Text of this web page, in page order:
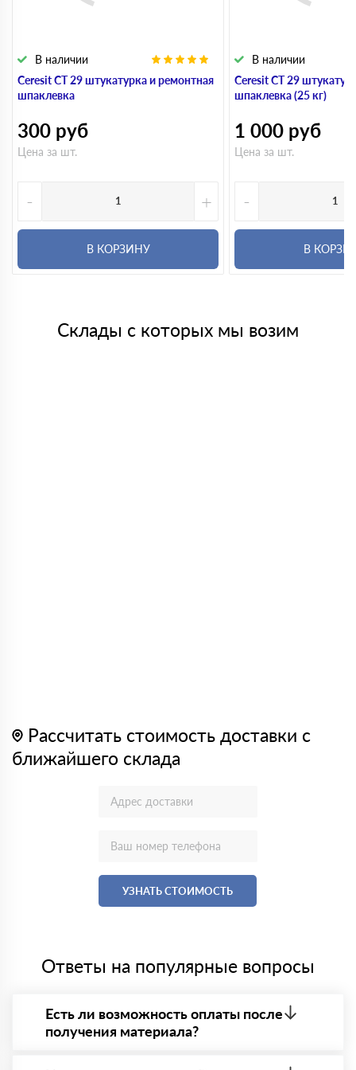
Ceresit CT 29 штукатурка и ремонтная
шпаклевка
В наличии
300 руб
Цена за шт.
- +
В КОРЗИНУ
Ceresit CT 29
шпаклевка (25 кг)
В наличии
1 000 руб
Цена за шт.
-
В
Склады с которых мы возим
Рассчитать стоимость доставки с
ближайшего склада
УЗНАТЬ СТОИМОСТЬ
Ответы на популярные вопросы
Есть ли возможность оплаты после
получения материала?